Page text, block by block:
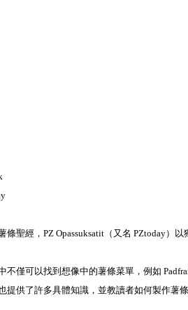
條聖經，PZ Opassuksatit（又名 PZtoday）
不僅可以找到想像中的薯條菜單，例如
提供了許多具體知識，並教讀者如何製作薯